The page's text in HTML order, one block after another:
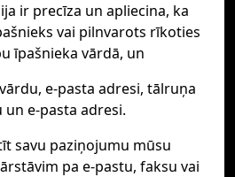
ir precīza un apliecina, ka
vai pilnvarots rīkoties
īpašnieka vārdā, un
e-pasta adresi, tālruņa
e-pasta adresi.
savu paziņojumu mūsu
pa e-pastu, faksu vai